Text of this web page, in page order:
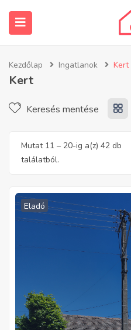
Kezdőlap Ingatlanok Kert
Kert
Keresés mentése
Mutat 11 – 20-ig a(z) 42 db
találatból.
Eladó